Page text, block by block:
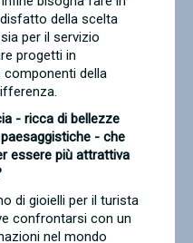
della scelta
per il servizio
progetti in
della
- ricca di bellezze
- che
essere più attrattiva
di gioielli per il turista
confrontarsi con un
nel mondo